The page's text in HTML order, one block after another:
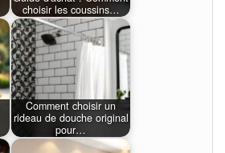
choisir les coussins…
Comment choisir un
rideau de douche original
pour…